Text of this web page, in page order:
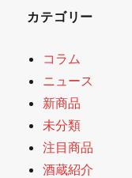
カテゴリー
コラム
ニュース
新商品
未分類
注目商品
酒蔵紹介